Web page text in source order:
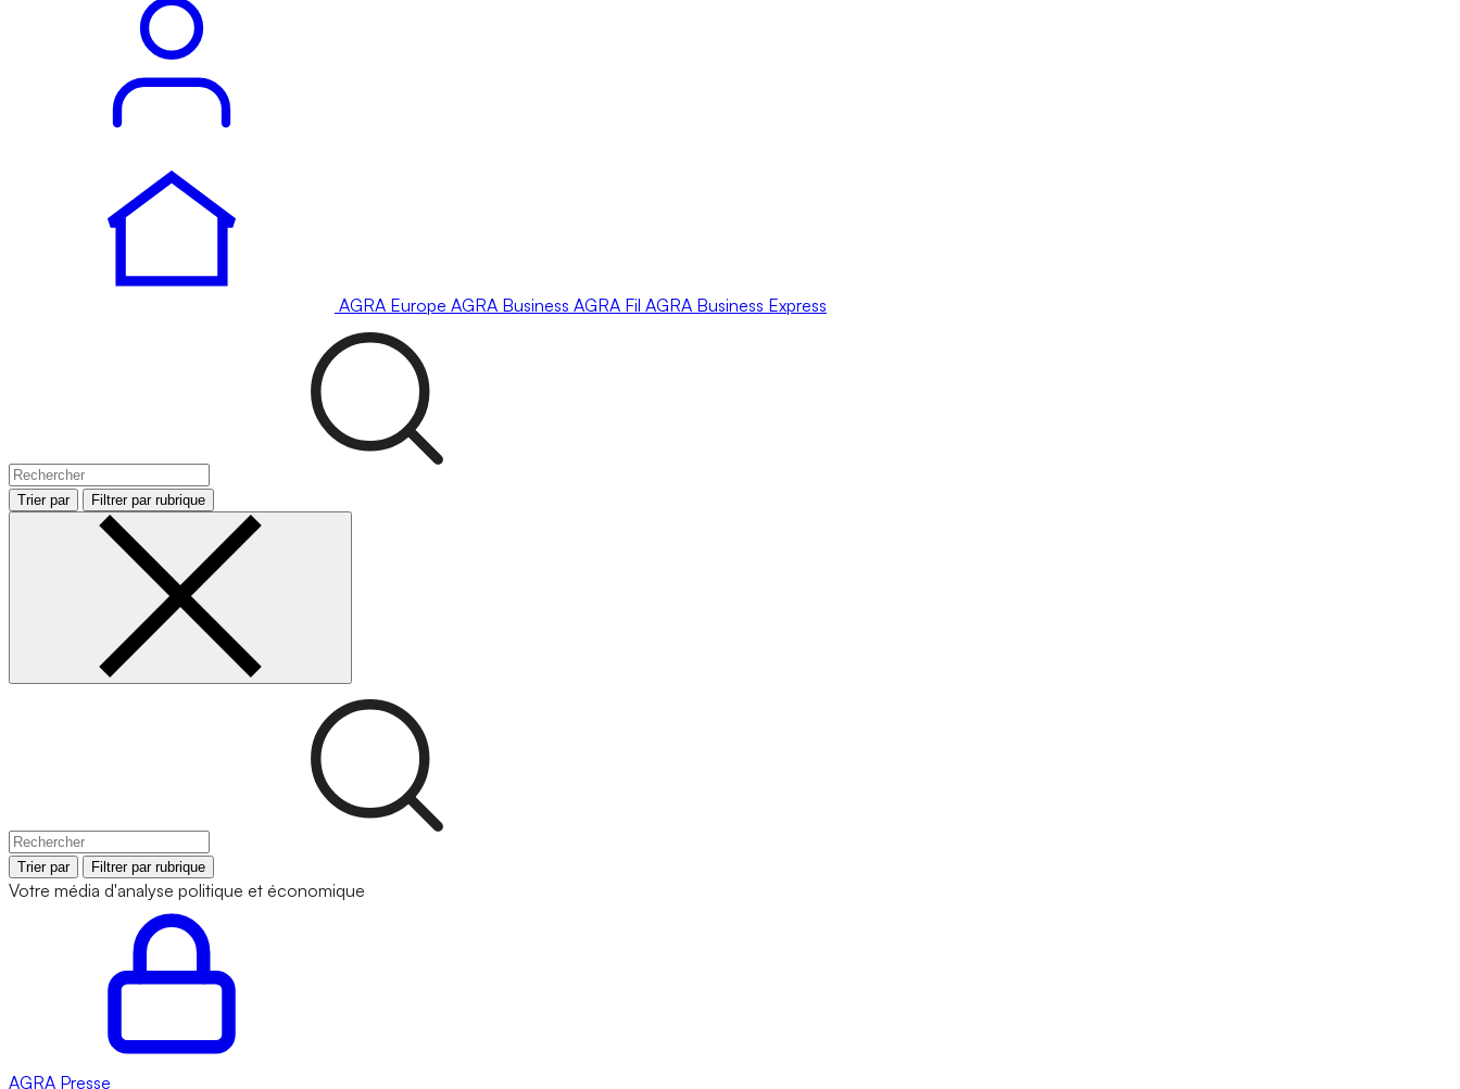
AGRA Europe AGRA Business AGRA Fil AGRA Business Express
Trier par Filtrer par rubrique
Trier par Filtrer par rubrique
Votre média d'analyse politique et économique
AGRA Presse